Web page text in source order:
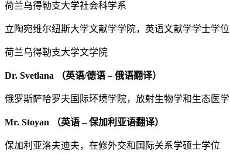
荷兰乌得勒支大学社会科学系
立陶宛维尔纽斯大学文献学学院，英语文献学学士学位
荷兰乌得勒支大学文学院
Dr. Svetlana （英语/德语 – 俄语翻译）
俄罗斯萨哈罗夫国际环境学院，放射生物学和生态医学
Mr. Stoyan （英语 – 保加利亚语翻译）
保加利亚洛夫迪夫，在修外交和国际关系学硕士学位